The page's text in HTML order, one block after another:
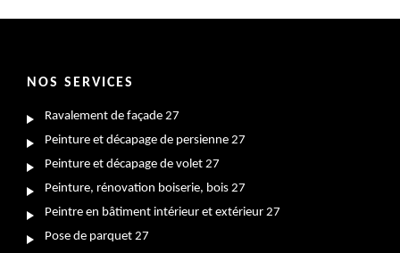
NOS SERVICES
Ravalement de façade 27
Peinture et décapage de persienne 27
Peinture et décapage de volet 27
Peinture, rénovation boiserie, bois 27
Peintre en bâtiment intérieur et extérieur 27
Pose de parquet 27